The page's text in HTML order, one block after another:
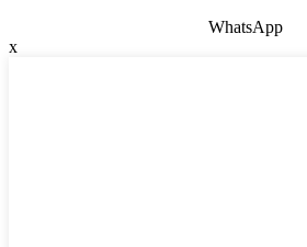
WhatsApp
x